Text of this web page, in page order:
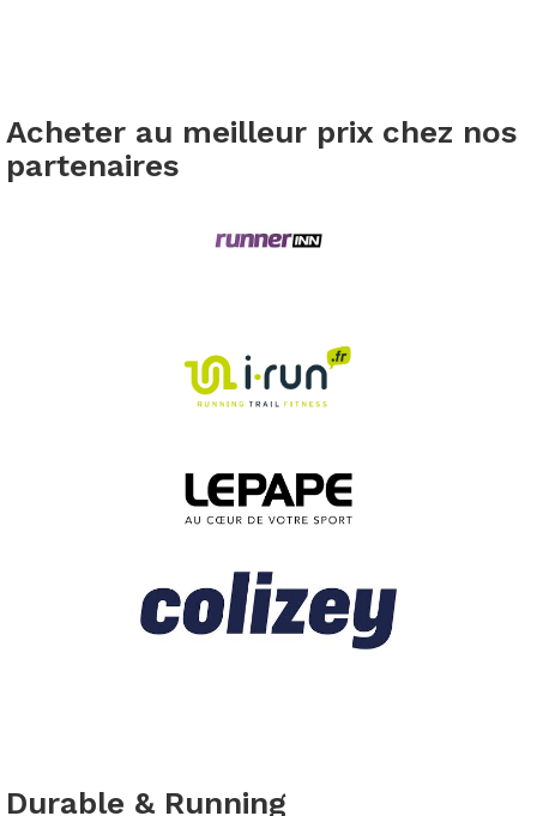
Acheter au meilleur prix chez nos
partenaires
Durable & Running